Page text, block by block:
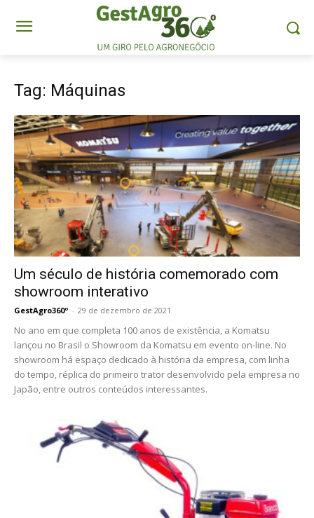
Tag: Máquinas
Um século de história comemorado com
showroom interativo
GestAgro360º - 29 de dezembro de 2021
No ano em que completa 100 anos de existência, a Komatsu
lançou no Brasil o Showroom da Komatsu em evento on-line. No
showroom há espaço dedicado à história da empresa, com linha
do tempo, réplica do primeiro trator desenvolvido pela empresa no
Japão, entre outros conteúdos interessantes.